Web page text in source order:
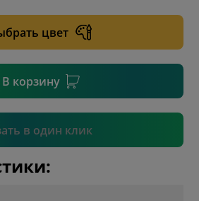
цвет
В корзину
в один клик
Подтвердить